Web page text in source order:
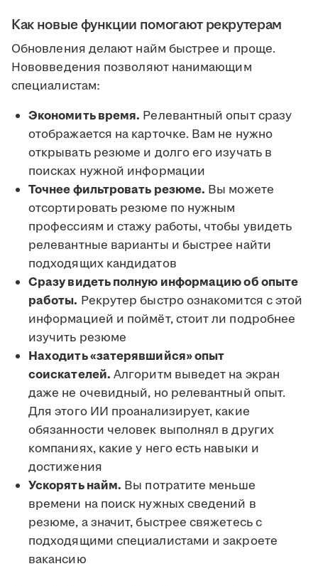
Как новые функции помогают рекрутерам
Обновления делают найм быстрее и проще.
Нововведения позволяют нанимающим
специалистам:
Экономить время. Релевантный опыт сразу
отображается на карточке. Вам не нужно
открывать резюме и долго его изучать в
поисках нужной информации
Точнее фильтровать резюме. Вы можете
отсортировать резюме по нужным
профессиям и стажу работы, чтобы увидеть
релевантные варианты и быстрее найти
подходящих кандидатов
Сразу видеть полную информацию об опыте
работы. Рекрутер быстро ознакомится с этой
информацией и поймёт, стоит ли подробнее
изучить резюме
Находить «затерявшийся» опыт
соискателей. Алгоритм выведет на экран
даже не очевидный, но релевантный опыт.
Для этого ИИ проанализирует, какие
обязанности человек выполнял в других
компаниях, какие у него есть навыки и
достижения
Ускорять найм. Вы потратите меньше
времени на поиск нужных сведений в
резюме, а значит, быстрее свяжетесь с
подходящими специалистами и закроете
вакансию